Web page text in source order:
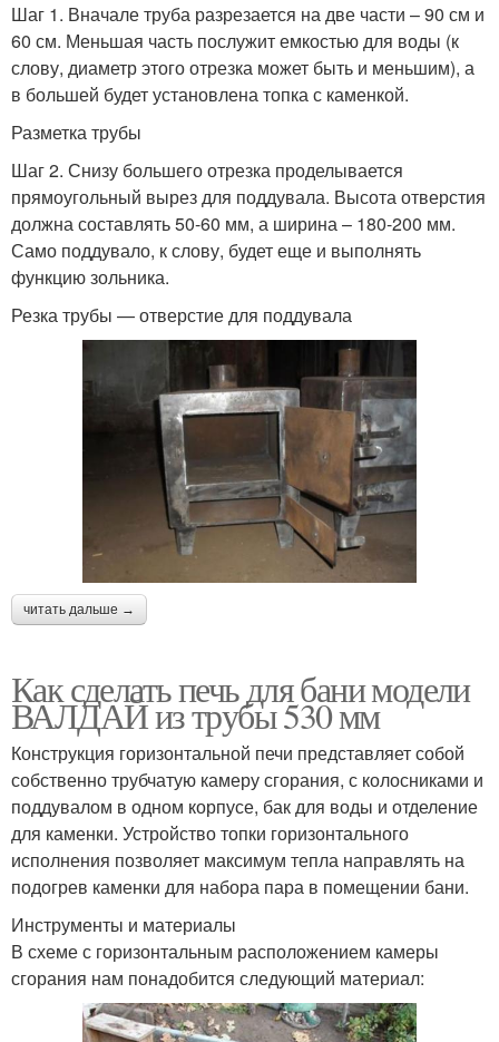
Шаг 1. Вначале труба разрезается на две части – 90 см и
60 см. Меньшая часть послужит емкостью для воды (к
слову, диаметр этого отрезка может быть и меньшим), а
в большей будет установлена топка с каменкой.
Разметка трубы
Шаг 2. Снизу большего отрезка проделывается
прямоугольный вырез для поддувала. Высота отверстия
должна составлять 50-60 мм, а ширина – 180-200 мм.
Само поддувало, к слову, будет еще и выполнять
функцию зольника.
Резка трубы — отверстие для поддувала
читать дальше →
Как сделать печь для бани модели
ВАЛДАЙ из трубы 530 мм
Конструкция горизонтальной печи представляет собой
собственно трубчатую камеру сгорания, с колосниками и
поддувалом в одном корпусе, бак для воды и отделение
для каменки. Устройство топки горизонтального
исполнения позволяет максимум тепла направлять на
подогрев каменки для набора пара в помещении бани.
Инструменты и материалы
В схеме с горизонтальным расположением камеры
сгорания нам понадобится следующий материал: